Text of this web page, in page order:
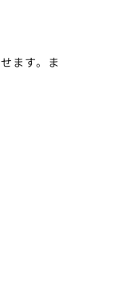
ます。ま